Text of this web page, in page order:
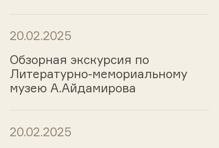
20.02.2025
Обзорная экскурсия по
Литературно-мемориальному
музею А.Айдамирова
20.02.2025